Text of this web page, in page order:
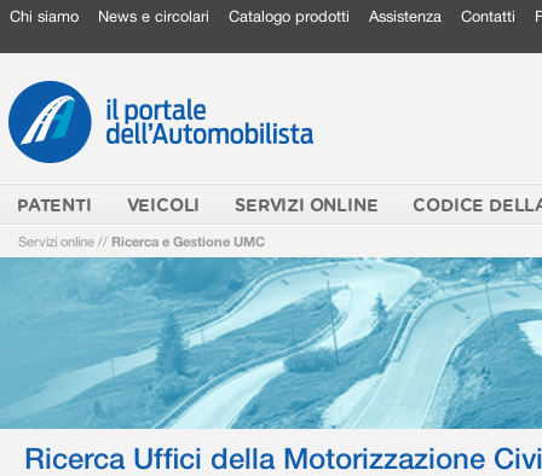
Chi siamo News e circolari Catalogo prodotti Assistenza Contatti
PATENTI VEICOLI SERVIZI ONLINE CODICE
Servizi online // Ricerca e Gestione UMC
Ricerca Uffici della Motorizzazione